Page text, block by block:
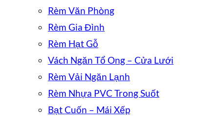
Rèm Văn Phòng
Rèm Gia Đình
Rèm Hạt Gỗ
Vách Ngăn Tổ Ong – Cửa Lưới
Rèm Vải Ngăn Lạnh
Rèm Nhựa PVC Trong Suốt
Bạt Cuốn – Mái Xếp